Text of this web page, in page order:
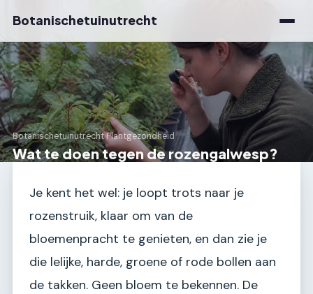
Botanischetuinutrecht
Botanischetuinutrecht›Plantgezondheid
Wat te doen tegen de rozengalwesp?
Je kent het wel: je loopt trots naar je
rozenstruik, klaar om van de
bloemenpracht te genieten, en dan zie je
die lelijke, harde, groene of rode bollen aan
de takken. Geen bloem te bekennen. De